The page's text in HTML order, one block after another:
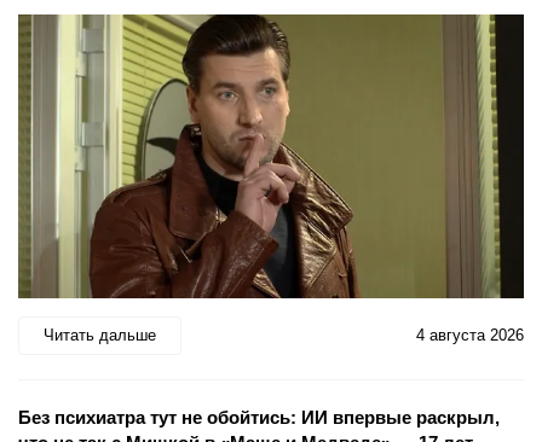
Читать дальше 4 августа 2026
Без психиатра тут не обойтись: ИИ впервые раскрыл,